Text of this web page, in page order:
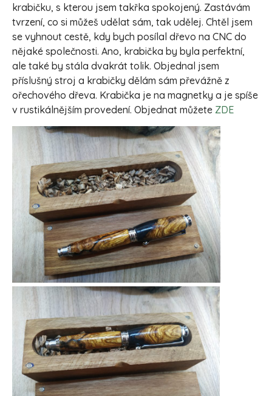
krabičku, s kterou jsem takřka spokojený. Zastávám
tvrzení, co si můžeš udělat sám, tak udělej. Chtěl jsem
se vyhnout cestě, kdy bych posílal dřevo na CNC do
nějaké společnosti. Ano, krabička by byla perfektní,
ale také by stála dvakrát tolik. Objednal jsem
příslušný stroj a krabičky dělám sám převážně z
ořechového dřeva. Krabička je na magnetky a je spíše
v rustikálnějším provedení. Objednat můžete ZDE